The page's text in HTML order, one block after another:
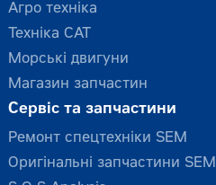
Агро техніка
Техніка CAT
Морські двигуни
Магазин запчастин
Сервіс та запчастини
Ремонт спецтехніки SEM
Оригінальні запчастини SEM